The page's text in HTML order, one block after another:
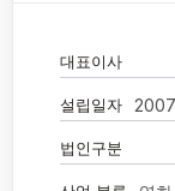
대표이사
설립일자
법인구분